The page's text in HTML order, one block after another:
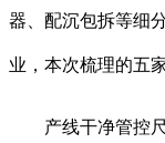
器、配沉包拆等细
业，本次梳理的五
产线干净管控尺